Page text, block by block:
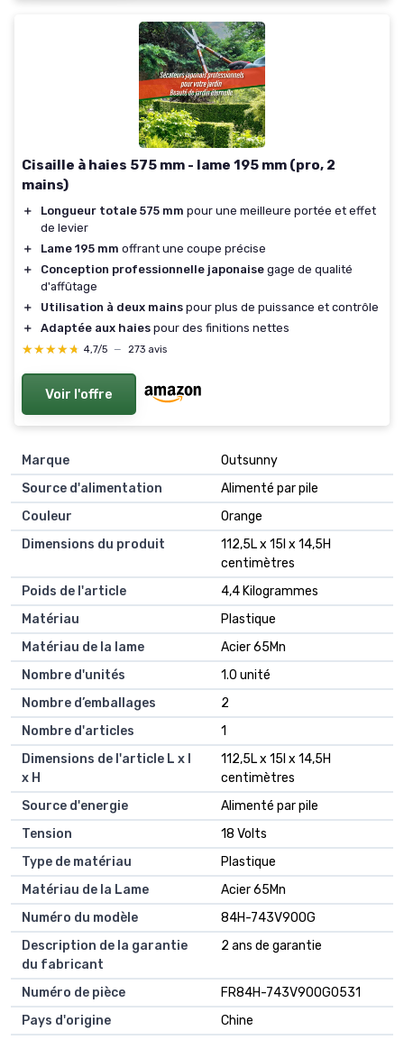
Cisaille à haies 575 mm - lame 195 mm (pro, 2
mains)
＋ Longueur totale 575 mm pour une meilleure portée et effet
de levier
＋
Lame 195 mm offrant une coupe précise
＋
Conception professionnelle japonaise gage de qualité
d'affûtage
＋
Utilisation à deux mains pour plus de puissance et contrôle
＋
Adaptée aux haies pour des finitions nettes
★★★★★
★★★★★ 4,7/5 — 273 avis
Voir l'offre
Marque
Outsunny
Source d'alimentation
Alimenté par pile
Couleur
Orange
Dimensions du produit
112,5L x 15l x 14,5H
centimètres
Poids de l'article
4,4 Kilogrammes
Matériau
Plastique
Matériau de la lame
Acier 65Mn
Nombre d'unités
1.0 unité
Nombre d’emballages
2
Nombre d'articles
1
Dimensions de l'article L x l
x H
112,5L x 15l x 14,5H
centimètres
Source d'energie
Alimenté par pile
Tension
18 Volts
Type de matériau
Plastique
Matériau de la Lame
Acier 65Mn
Numéro du modèle
84H-743V90OG
Description de la garantie
du fabricant
2 ans de garantie
Numéro de pièce
FR84H-743V90OG0531
Pays d'origine
Chine